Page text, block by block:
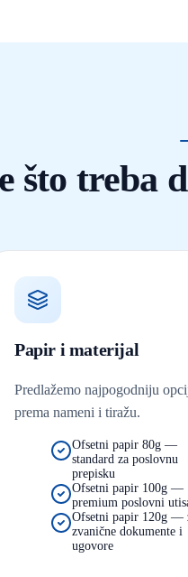
što treba
Papir i materijal
Predlažemo najpogodniju
prema nameni i tiražu.
Ofsetni papir 80g —
standard za poslovnu
prepisku
Ofsetni papir 100g —
premium poslovni
Ofsetni papir 120g —
zvanične dokumente i
ugovore